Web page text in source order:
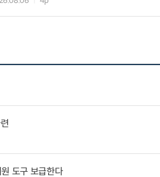
도구 보급한다